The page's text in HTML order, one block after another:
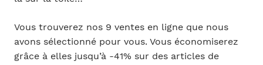
Vous trouverez nos 9 ventes en ligne que nous
avons sélectionné pour vous. Vous économiserez
grâce à elles jusqu’à -41% sur des articles de